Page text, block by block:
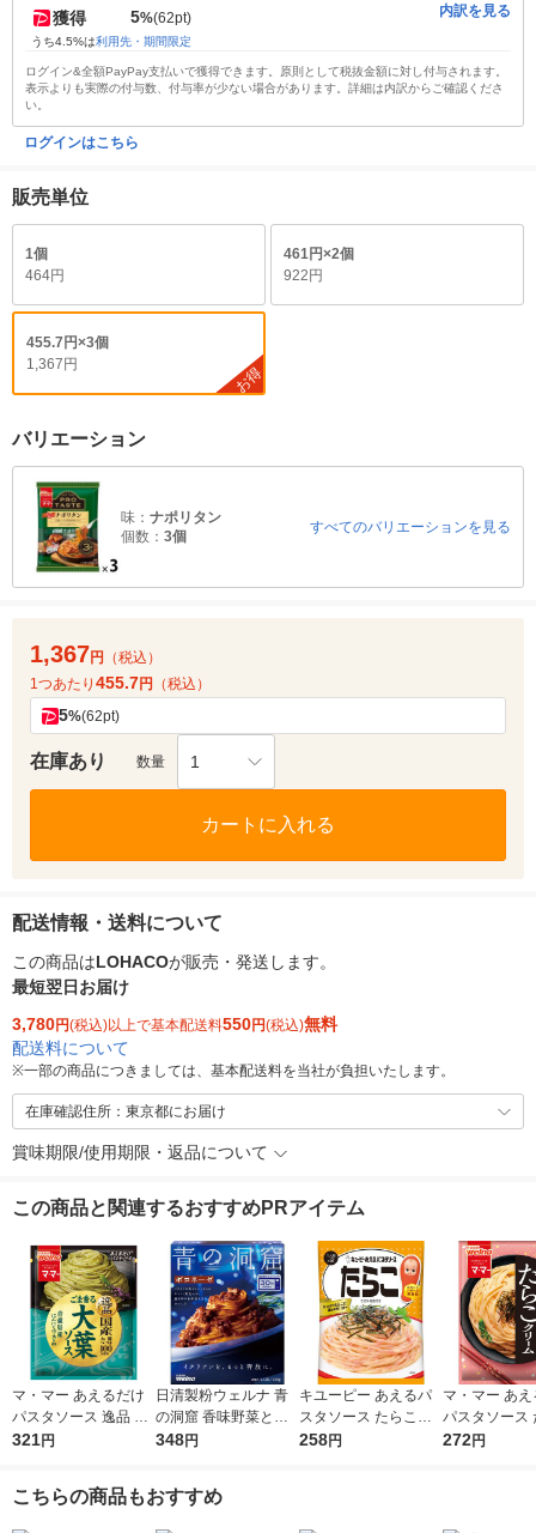
獲得 5%(62pt)
うち4.5%は利用先・期間限定
内訳を見る
ログイン&全額PayPay支払いで獲得できます。原則として税抜金額に対し付与されます。
表示よりも実際の付与数、付与率が少ない場合があります。詳細は内訳からご確認くださ
い。
ログインはこちら
販売単位
1個
464円
461円×2個
922円
455.7円×3個
1,367円
お得
バリエーション
味： ナポリタン
個数： 3個
すべてのバリエーションを見る
1,367円
（税込）
1つあたり 455.7円 （税込）
5%(62pt)
在庫あり 数量 1
カートに入れる
配送情報・送料について
この商品はLOHACOが販売・発送します。
最短翌日お届け
3,780円(税込)以上で基本配送料550円(税込)無料
配送料について
※一部の商品につきましては、基本配送料を当社が負担いたします。
在庫確認住所：東京都にお届け
賞味期限/使用期限・返品について
この商品と関連するおすすめPRアイテム
マ・マー あえるだけ
パスタソース 逸品 ご
ま香る大葉ソース ＜1
321円
日清製粉ウェルナ 青
の洞窟 香味野菜とハ
ーブ引き立つボロネー
348円
キユーピー あえるパ
スタソース たらこ（1
人前×2）1個
258円
マ・マー あ
パスタソース
クリーム 生風
272円
こちらの商品もおすすめ